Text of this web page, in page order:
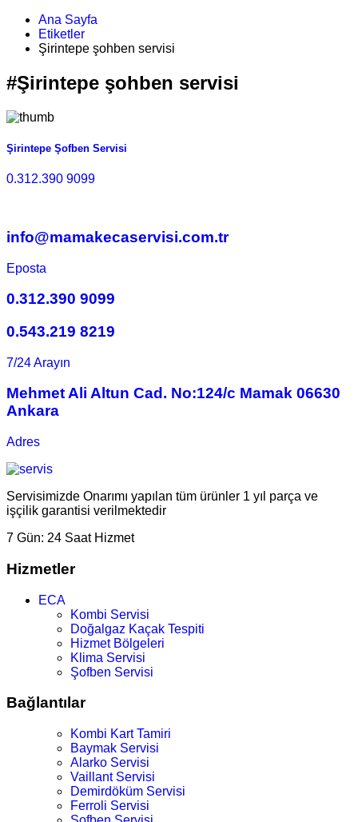
Ana Sayfa
Etiketler
Şirintepe şohben servisi
#Şirintepe şohben servisi
Şirintepe Şofben Servisi
0.312.390 9099
info@mamakecaservisi.com.tr
Eposta
0.312.390 9099
0.543.219 8219
7/24 Arayın
Mehmet Ali Altun Cad. No:124/c Mamak 06630
Ankara
Adres
Servisimizde Onarımı yapılan tüm ürünler 1 yıl parça ve
işçilik garantisi verilmektedir
7 Gün: 24 Saat Hizmet
Hizmetler
ECA
Kombi Servisi
Doğalgaz Kaçak Tespiti
Hizmet Bölgeleri
Klima Servisi
Şofben Servisi
Bağlantılar
Kombi Kart Tamiri
Baymak Servisi
Alarko Servisi
Vaillant Servisi
Demirdöküm Servisi
Ferroli Servisi